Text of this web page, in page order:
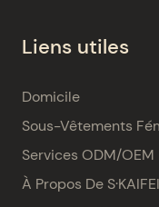
Liens utiles
Domicile
Sous-Vêtements
Services ODM/OEM
À Propos De S·KAIFEI